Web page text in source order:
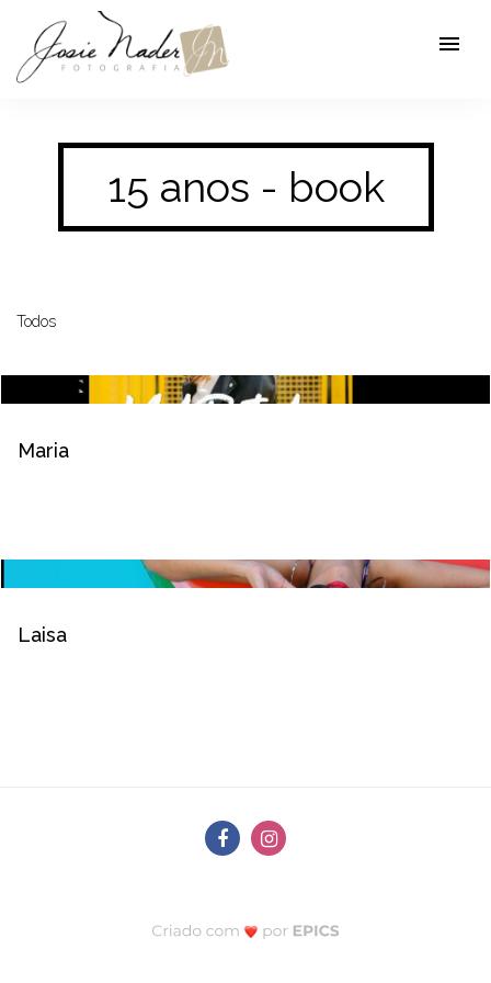
menu
15 anos - book
Todos
Maria
Laisa